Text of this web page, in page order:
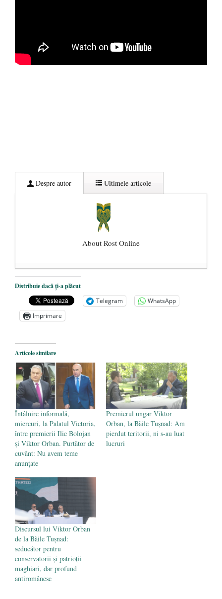
Despre autor Ultimele articole
About Rost Online
Dezvăluiri cutremurătoare despre
președintele Ucrainei, Volodymyr
Zelensky
- 13 mai 2026
Statul care servește Națiunea
Legea Vexler produce efecte. Bustul
poetului Octavian Goga, înlăturat din Iași
- 16 aprilie 2026
Distribuie dacă ți-a plăcut
Telegram
WhatsApp
Imprimare
Articole similare
Întâlnire informală,
miercuri, la Palatul Victoria,
între premierii Ilie Bolojan
și Viktor Orban. Purtător de
cuvânt: Nu avem teme
anunțate
Premierul ungar Viktor
Orban, la Băile Tușnad: Am
pierdut teritorii, ni s-au luat
lucruri
Discursul lui Viktor Orban
de la Băile Tușnad:
seducător pentru
conservatorii și patrioții
maghiari, dar profund
antiromânesc